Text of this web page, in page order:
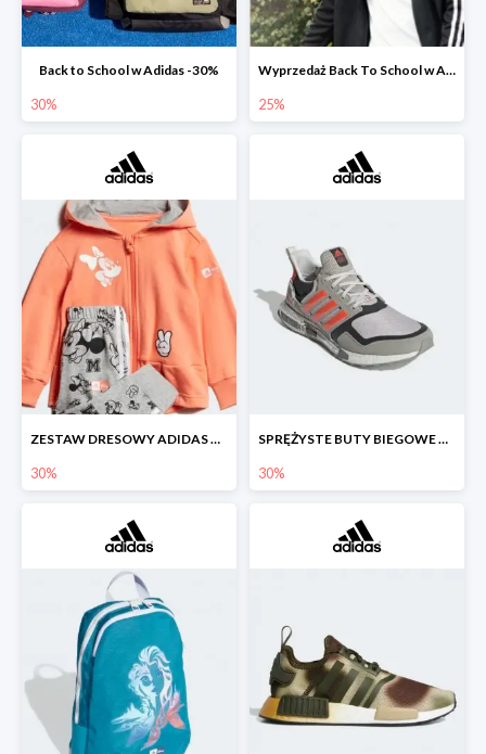
Back to School w Adidas -30%
30%
Wyprzedaż Back To School w Adidas do -25%
25%
ZESTAW DRESOWY ADIDAS Z GRAFIKĄ Z MYSZKĄ MINNIE.
30%
SPRĘŻYSTE BUTY BIEGOWE DLA FANÓW STAR WARS™
30%